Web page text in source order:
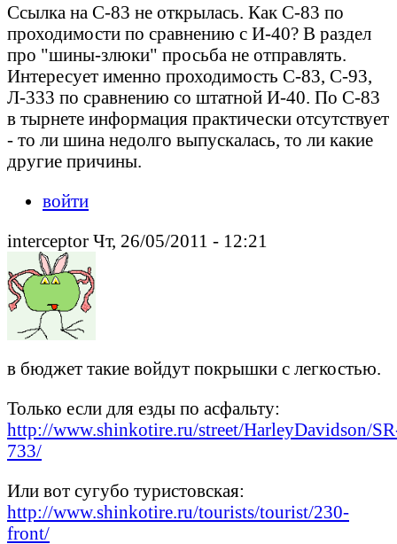
Ссылка на С-83 не открылась. Как С-83 по
проходимости по сравнению с И-40? В раздел
про "шины-злюки" просьба не отправлять.
Интересует именно проходимость С-83, С-93,
Л-333 по сравнению со штатной И-40. По С-83
в тырнете информация практически отсутствует
- то ли шина недолго выпускалась, то ли какие
другие причины.
войти
interceptor Чт, 26/05/2011 - 12:21
в бюджет такие войдут покрышки с легкостью.
Только если для езды по асфальту:
http://www.shinkotire.ru/street/HarleyDavidson/
733/
Или вот сугубо туристовская:
http://www.shinkotire.ru/tourists/tourist/230-
front/